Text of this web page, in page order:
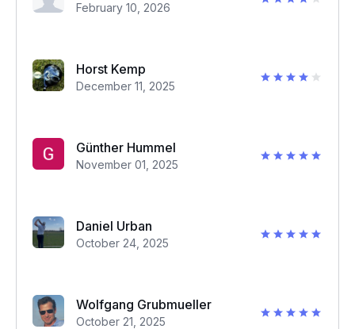
February 10, 2026
Horst Kemp
December 11, 2025
Günther Hummel
November 01, 2025
Daniel Urban
October 24, 2025
Wolfgang Grubmueller
October 21, 2025